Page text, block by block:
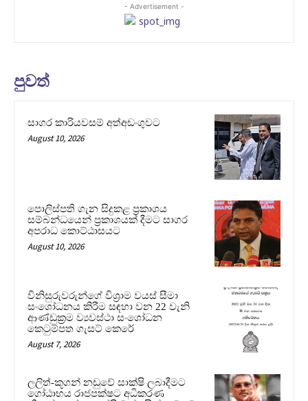
- Advertisement -
පුවත්
සාගර කාරියවසම් අත්අඩංගුවට
August 10, 2026
පොලිස්පති ගැන සිදුකළ ප්‍රකාශය
සම්බන්ධයෙන් ප්‍රකාශයක් දීමට සාගර
අපරාධ කොට්ඨාසයට
August 10, 2026
විනිසුරුවරුන්ගේ විශ්‍රාම වයස් සීමා
සංශෝධනය කිරීම සඳහා වන 22 වැනි
ආණ්ඩුක්‍රම ව්‍යවස්ථා සංශෝධන
කෙටුම්පත ගැසට් කෙරේ
August 7, 2026
ලලිත්-කූගන් නඩුවේ සාක්ෂි ලබාදීමට
ගෝඨාභය රාජපක්ෂට අධිකරණ